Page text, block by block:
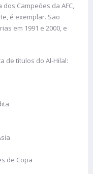
Campeões da AFC,
é exemplar. São
em 1991 e 2000, e
de títulos do Al-Hilal:
de Copa